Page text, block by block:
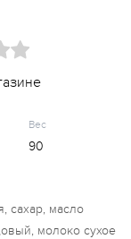
Вес
90
сахар, масло
молоко сухое